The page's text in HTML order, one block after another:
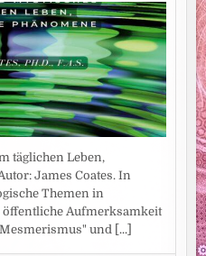
täglichen Leben,
James Coates. In
Themen in
öffentliche Aufmerksamkeit
und
[...]